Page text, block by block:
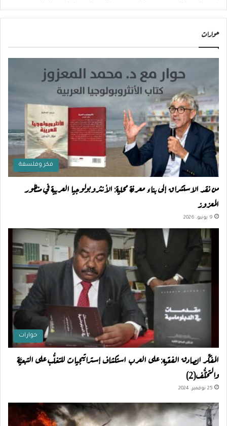
حوارات
فكر وفلسفة
من نقد الاستشراق إلى بناء معرفة محلية: الأنثروبولوجيا العربية في منظور
المعزوز
9 يونيو، 2026
حوارات
المفكِّر الصادق الفقيه: على العرب استكشاف إستراتيجيات للتغلُّب على التبعيَّة
والتخلُّف(2)
25 نوفمبر، 2024